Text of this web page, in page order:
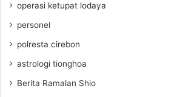
operasi ketupat lodaya
personel
polresta cirebon
astrologi tionghoa
Berita Ramalan Shio